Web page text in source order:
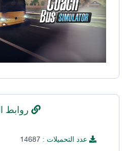
روابط
عدد التحميلات :14687